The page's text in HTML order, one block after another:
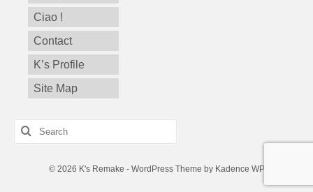
Ciao !
Contact
K’s Profile
Site Map
Search
for:
© 2026 K's Remake - WordPress Theme by Kadence WP